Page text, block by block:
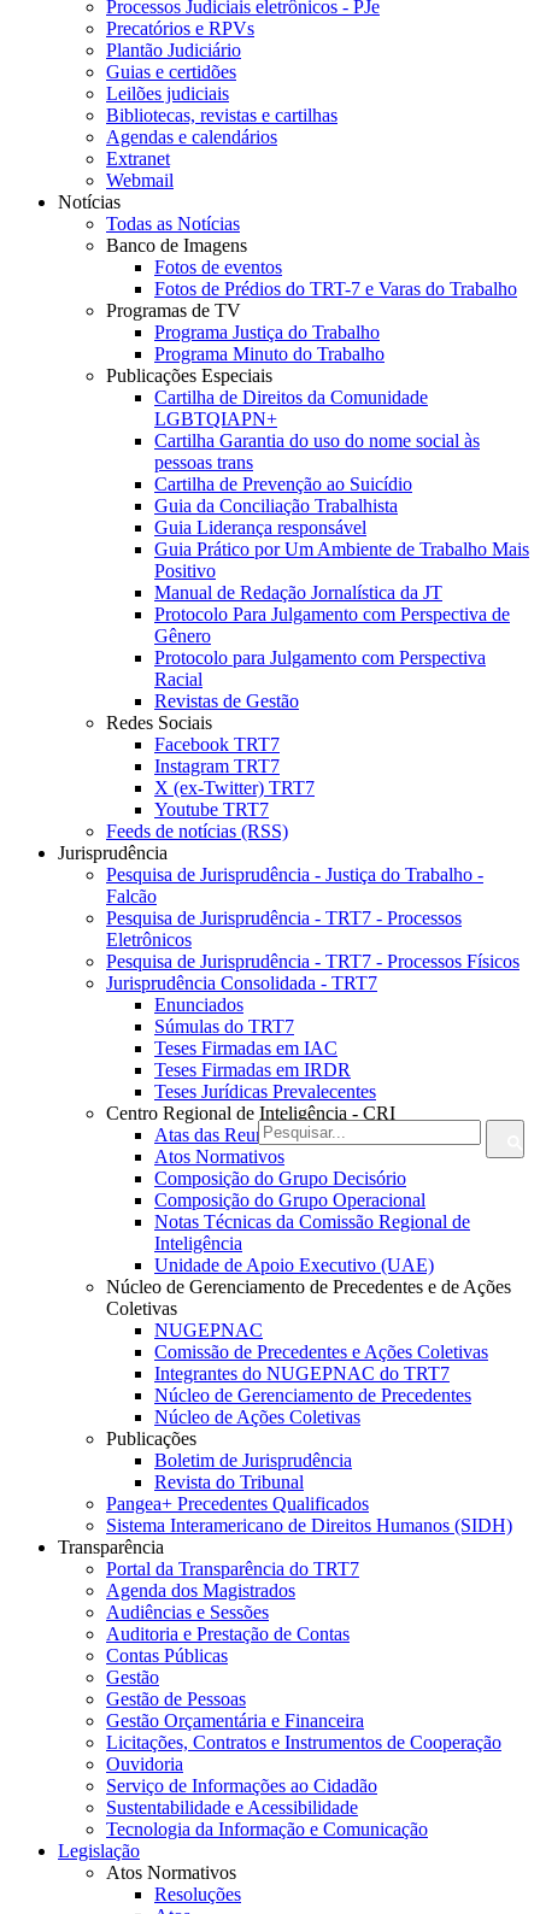
Processos Judiciais eletrônicos - PJe
Precatórios e RPVs
Plantão Judiciário
Guias e certidões
Leilões judiciais
Bibliotecas, revistas e cartilhas
Agendas e calendários
Extranet
Webmail
Notícias
Todas as Notícias
Banco de Imagens
Fotos de eventos
Fotos de Prédios do TRT-7 e Varas do Trabalho
Programas de TV
Programa Justiça do Trabalho
Programa Minuto do Trabalho
Publicações Especiais
Cartilha de Direitos da Comunidade
LGBTQIAPN+
Cartilha Garantia do uso do nome social às
pessoas trans
Cartilha de Prevenção ao Suicídio
Guia da Conciliação Trabalhista
Guia Liderança responsável
Guia Prático por Um Ambiente de Trabalho Mais
Positivo
Manual de Redação Jornalística da JT
Protocolo Para Julgamento com Perspectiva de
Gênero
Protocolo para Julgamento com Perspectiva
Racial
Revistas de Gestão
Redes Sociais
Facebook TRT7
Instagram TRT7
X (ex-Twitter) TRT7
Youtube TRT7
Feeds de notícias (RSS)
Jurisprudência
Pesquisa de Jurisprudência - Justiça do Trabalho -
Falcão
Pesquisa de Jurisprudência - TRT7 - Processos
Eletrônicos
Pesquisa de Jurisprudência - TRT7 - Processos Físicos
Jurisprudência Consolidada - TRT7
Enunciados
Súmulas do TRT7
Teses Firmadas em IAC
Teses Firmadas em IRDR
Teses Jurídicas Prevalecentes
Centro Regional de Inteligência - CRI
Atas das Reuniões
Atos Normativos
Composição do Grupo Decisório
Composição do Grupo Operacional
Notas Técnicas da Comissão Regional de
Inteligência
Unidade de Apoio Executivo (UAE)
Núcleo de Gerenciamento de Precedentes e de Ações
Coletivas
NUGEPNAC
Comissão de Precedentes e Ações Coletivas
Integrantes do NUGEPNAC do TRT7
Núcleo de Gerenciamento de Precedentes
Núcleo de Ações Coletivas
Publicações
Boletim de Jurisprudência
Revista do Tribunal
Pangea+ Precedentes Qualificados
Sistema Interamericano de Direitos Humanos (SIDH)
Transparência
Portal da Transparência do TRT7
Agenda dos Magistrados
Audiências e Sessões
Auditoria e Prestação de Contas
Contas Públicas
Gestão
Gestão de Pessoas
Gestão Orçamentária e Financeira
Licitações, Contratos e Instrumentos de Cooperação
Ouvidoria
Serviço de Informações ao Cidadão
Sustentabilidade e Acessibilidade
Tecnologia da Informação e Comunicação
Legislação
Atos Normativos
Resoluções